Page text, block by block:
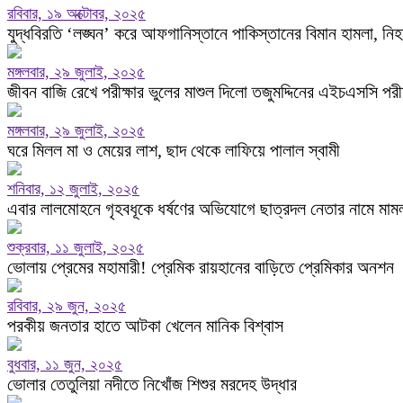
রবিবার, ১৯ অক্টোবর, ২০২৫
যুদ্ধবিরতি ‘লঙ্ঘন’ করে আফগানিস্তানে পাকিস্তানের বিমান হামলা,
মঙ্গলবার, ২৯ জুলাই, ২০২৫
জীবন বাজি রেখে পরীক্ষার ভুলের মাশুল দিলো তজুমদ্দিনের এইচএসসি
মঙ্গলবার, ২৯ জুলাই, ২০২৫
ঘরে মিলল মা ও মেয়ের লাশ, ছাদ থেকে লাফিয়ে পালাল স্বামী
শনিবার, ১২ জুলাই, ২০২৫
এবার লালমোহনে গৃহবধূকে ধর্ষণের অভিযোগে ছাত্রদল নেতার নামে
শুক্রবার, ১১ জুলাই, ২০২৫
ভোলায় প্রেমের মহামারী! প্রেমিক রায়হানের বাড়িতে প্রেমিকার অনশন
রবিবার, ২৯ জুন, ২০২৫
পরকীয় জনতার হাতে আটকা খেলেন মানিক বিশ্বাস
বুধবার, ১১ জুন, ২০২৫
ভোলার তেতুলিয়া নদীতে নিখোঁজ শিশুর মরদেহ উদ্ধার